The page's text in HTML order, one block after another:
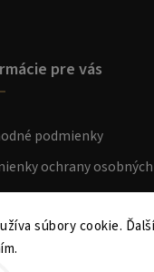
súbory cookie.
pre vás
podmienky
ochrany
a platba